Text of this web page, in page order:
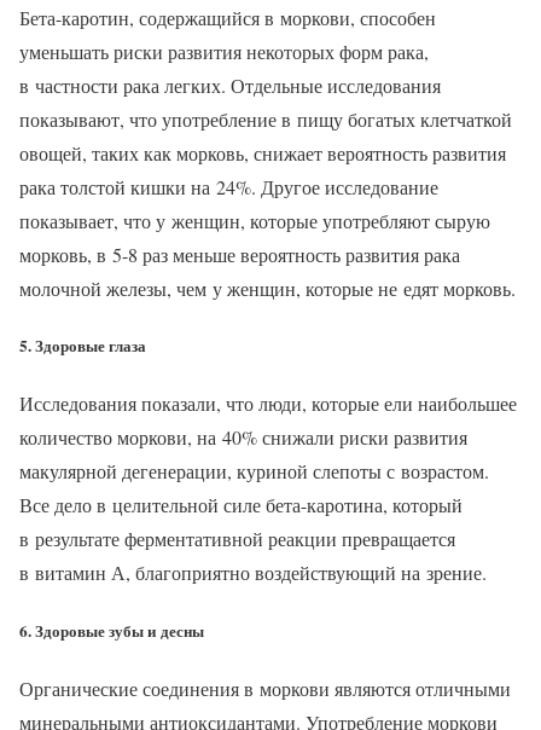
Бета-каротин, содержащийся в моркови, способен
уменьшать риски развития некоторых форм рака,
в частности рака легких. Отдельные исследования
показывают, что употребление в пищу богатых клетчаткой
овощей, таких как морковь, снижает вероятность развития
рака толстой кишки на 24%. Другое исследование
показывает, что у женщин, которые употребляют сырую
морковь, в 5-8 раз меньше вероятность развития рака
молочной железы, чем у женщин, которые не едят морковь.
5. Здоровые глаза
Исследования показали, что люди, которые ели наибольшее
количество моркови, на 40% снижали риски развития
макулярной дегенерации, куриной слепоты с возрастом.
Все дело в целительной силе бета-каротина, который
в результате ферментативной реакции превращается
в витамин А, благоприятно воздействующий на зрение.
6. Здоровые зубы и десны
Органические соединения в моркови являются отличными
минеральными антиоксидантами. Употребление моркови